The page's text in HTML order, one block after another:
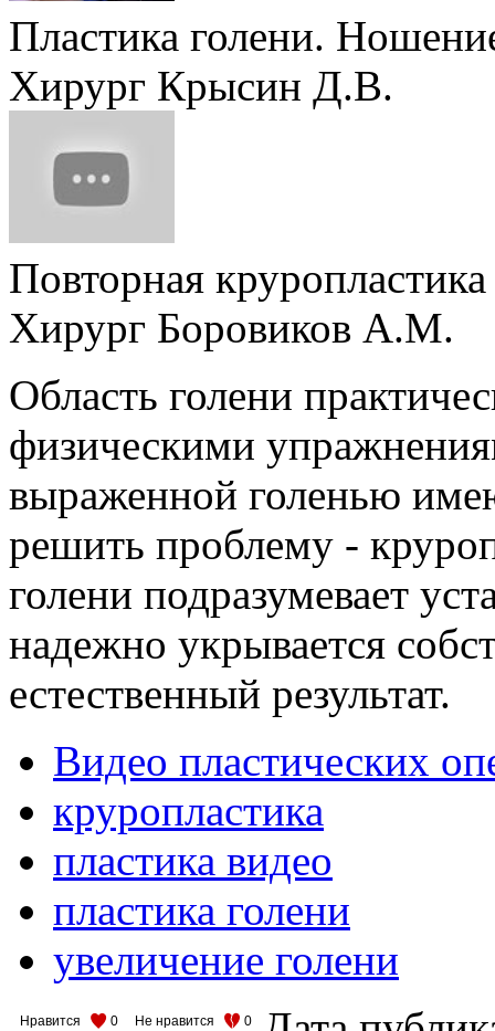
Пластика голени.
Хирург Крысин Д.В.
Повторная
Хирург Боровиков А.М.
Область голени
физическими
выраженной голенью
решить проблему -
голени подразумевает
надежно укрывается
естественный результат.
Видео пластических
круропластика
пластика видео
пластика голени
увеличение голени
Нравится 0 Не нравится 0